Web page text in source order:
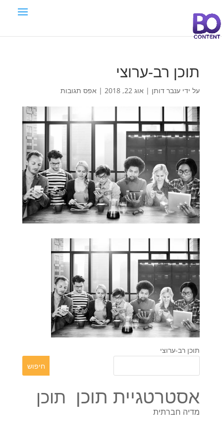
תוכן רב-ערוצי
על ידי ענבר דותן | אוג 22, 2018 | אפס תגובות
תוכן רב-ערוצי
אסטרטגיית תוכן תוכן
מדיה חברתית